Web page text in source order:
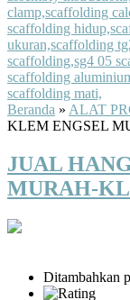
Beranda » ALAT
KLEM ENGSEL
JUAL
MURAH-
Ditambahkan